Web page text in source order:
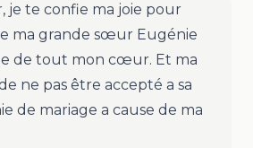
je te confie ma joie pour
ma grande sœur Eugénie
de tout mon cœur. Et ma
ne pas être accepté a sa
de mariage a cause de ma